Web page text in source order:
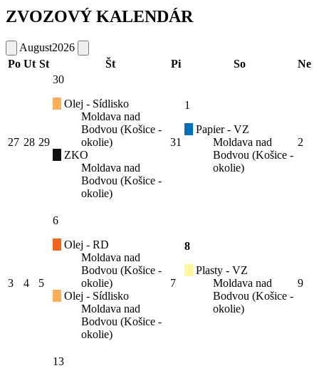
ZVOZOVÝ KALENDÁR
August2026
Po Ut St Št Pi So Ne
27 28 29
30
Olej - Sídlisko
Moldava nad
Bodvou (Košice -
okolie)
ZKO
Moldava nad
Bodvou (Košice -
okolie)
31
1
Papier - VZ
Moldava nad
Bodvou (Košice -
okolie)
2
3 4 5
6
Olej - RD
Moldava nad
Bodvou (Košice -
okolie)
Olej - Sídlisko
Moldava nad
Bodvou (Košice -
okolie)
7
8
Plasty - VZ
Moldava nad
Bodvou (Košice -
okolie)
9
13